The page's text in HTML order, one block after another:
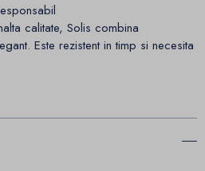
calitate, Solis combina
Este rezistent in timp si necesita